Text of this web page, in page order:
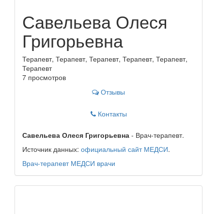
Савельева Олеся
Григорьевна
Терапевт, Терапевт, Терапевт, Терапевт, Терапевт,
Терапевт
7 просмотров
Отзывы
Контакты
Савельева Олеся Григорьевна - Врач-терапевт.
Источник данных: официальный сайт МЕДСИ.
Врач-терапевт МЕДСИ врачи